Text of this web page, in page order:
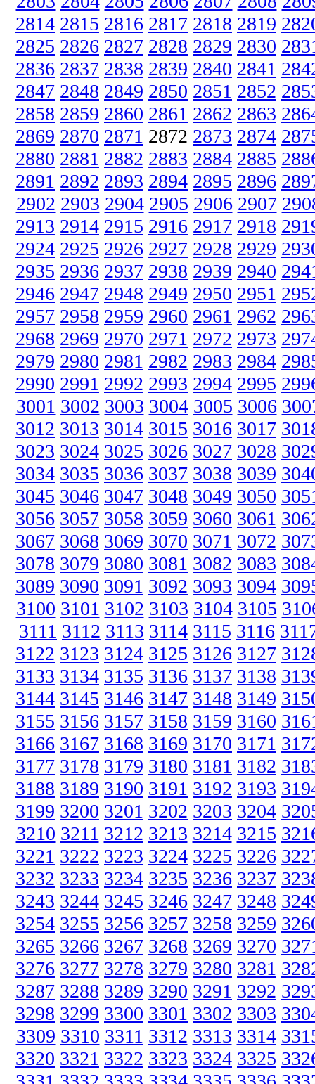
2814 2815 2816 2817 2818 2819
2825 2826 2827 2828 2829 2830
2836 2837 2838 2839 2840 2841
2847 2848 2849 2850 2851 2852
2858 2859 2860 2861 2862 2863
2869 2870 2871 2872 2873 2874
2880 2881 2882 2883 2884 2885
2891 2892 2893 2894 2895 2896
2902 2903 2904 2905 2906 2907
2913 2914 2915 2916 2917 2918
2924 2925 2926 2927 2928 2929
2935 2936 2937 2938 2939 2940
2946 2947 2948 2949 2950 2951
2957 2958 2959 2960 2961 2962
2968 2969 2970 2971 2972 2973
2979 2980 2981 2982 2983 2984
2990 2991 2992 2993 2994 2995
3001 3002 3003 3004 3005 3006
3012 3013 3014 3015 3016 3017
3023 3024 3025 3026 3027 3028
3034 3035 3036 3037 3038 3039
3045 3046 3047 3048 3049 3050
3056 3057 3058 3059 3060 3061
3067 3068 3069 3070 3071 3072
3078 3079 3080 3081 3082 3083
3089 3090 3091 3092 3093 3094
3100 3101 3102 3103 3104 3105
3111 3112 3113 3114 3115 3116
3122 3123 3124 3125 3126 3127
3133 3134 3135 3136 3137 3138
3144 3145 3146 3147 3148 3149
3155 3156 3157 3158 3159 3160
3166 3167 3168 3169 3170 3171
3177 3178 3179 3180 3181 3182
3188 3189 3190 3191 3192 3193
3199 3200 3201 3202 3203 3204
3210 3211 3212 3213 3214 3215
3221 3222 3223 3224 3225 3226
3232 3233 3234 3235 3236 3237
3243 3244 3245 3246 3247 3248
3254 3255 3256 3257 3258 3259
3265 3266 3267 3268 3269 3270
3276 3277 3278 3279 3280 3281
3287 3288 3289 3290 3291 3292
3298 3299 3300 3301 3302 3303
3309 3310 3311 3312 3313 3314
3320 3321 3322 3323 3324 3325